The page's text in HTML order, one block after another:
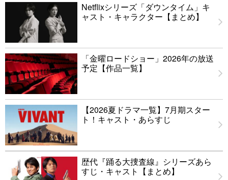
Netflixシリーズ「ダウンタイム」キ
ャスト・キャラクター【まとめ】
「金曜ロードショー」2026年の放送
予定【作品一覧】
【2026夏ドラマ一覧】7月期スター
ト！キャスト・あらすじ
歴代『踊る大捜査線』シリーズあら
すじ・キャスト【まとめ】